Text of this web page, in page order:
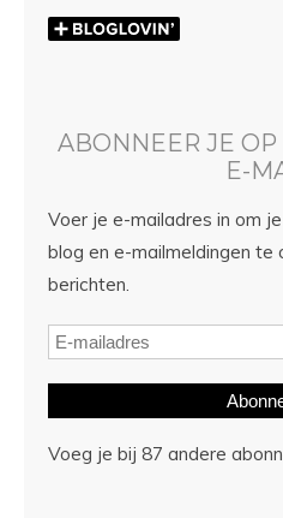
ABONNEER JE
E-
Voer je e-mailadres in om
blog en e-mailmeldingen te
berichten.
Voeg je bij 87 andere